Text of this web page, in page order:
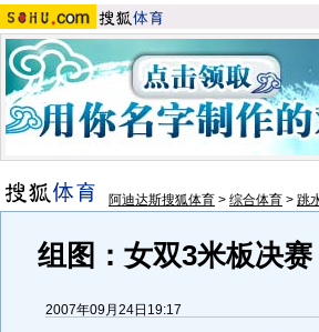
阿迪达斯搜狐体育 > 综合体育 > 跳
组图：女双3米板决
2007年09月24日19:17